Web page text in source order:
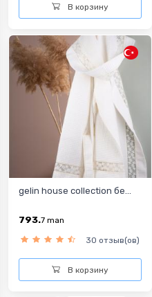
В корзину
gelin house collection бе...
793.7 man
30 отзыв(ов)
В корзину